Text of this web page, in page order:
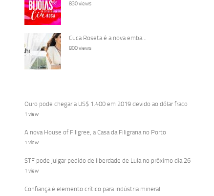
830 views
Cuca Roseta é a nova emba...
800 views
Ouro pode chegar a US$ 1.400 em 2019 devido ao dólar fraco
1 view
A nova House of Filigree, a Casa da Filigrana no Porto
1 view
STF pode julgar pedido de liberdade de Lula no próximo dia 26
1 view
Confiança é elemento crítico para indústria mineral